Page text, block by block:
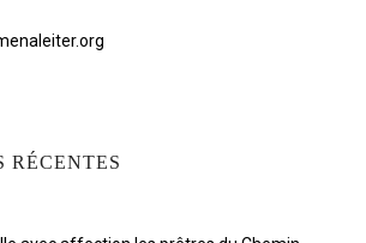
RÉCENTES